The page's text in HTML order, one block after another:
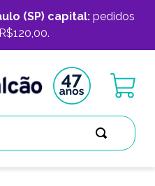
(SP) capital:pedidos